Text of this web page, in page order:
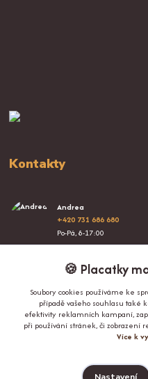
Kontakty
Andrea
+420 731 686 680
Po-Pá, 8-17:00
info@proplacatky.cz
Upravit
🍪 Placatky
Soubory cookies používáme ke
případě vašeho souhlasu také
efektivity reklamních kampaní,
při používání stránek, či zobrazení
Více k
Nastavení